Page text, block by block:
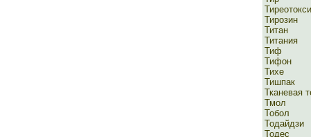
Тирозин
Титан
Титания
Тиф
Тифон
Тихе
Тишпак
Тканевая
Тмол
Тобол
Тодайдзи
Тодес